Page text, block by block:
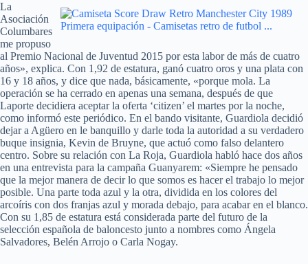
La
Asociación
Columbares
me propuso
al Premio Nacional de Juventud 2015 por esta labor de más de cuatro
años», explica. Con 1,92 de estatura, ganó cuatro oros y una plata con
16 y 18 años, y dice que nada, básicamente, «porque mola. La
operación se ha cerrado en apenas una semana, después de que
Laporte decidiera aceptar la oferta ‘citizen’ el martes por la noche,
como informó este periódico. En el bando visitante, Guardiola decidió
dejar a Agüero en le banquillo y darle toda la autoridad a su verdadero
buque insignia, Kevin de Bruyne, que actuó como falso delantero
centro. Sobre su relación con La Roja, Guardiola habló hace dos años
en una entrevista para la campaña Guanyarem: «Siempre he pensado
que la mejor manera de decir lo que somos es hacer el trabajo lo mejor
posible. Una parte toda azul y la otra, dividida en los colores del
arcoíris con dos franjas azul y morada debajo, para acabar en el blanco.
Con su 1,85 de estatura está considerada parte del futuro de la
selección española de baloncesto junto a nombres como Ángela
Salvadores, Belén Arrojo o Carla Nogay.